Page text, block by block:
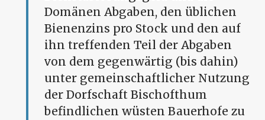
Domänen Abgaben, den üblichen
Bienenzins pro Stock und den auf
ihn treffenden Teil der Abgaben
von dem gegenwärtig (bis dahin)
unter gemeinschaftlicher Nutzung
der Dorfschaft Bischofthum
befindlichen wüsten Bauerhofe zu